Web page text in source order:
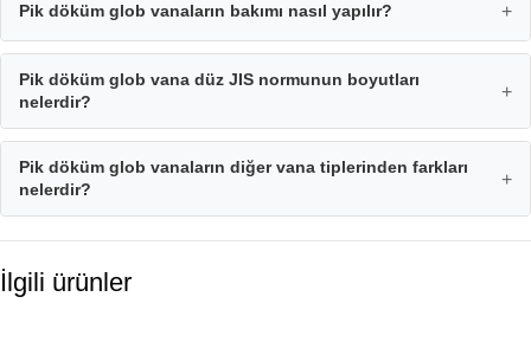
Pik döküm glob vanaların bakımı nasıl yapılır? +
Pik döküm glob vana düz JIS normunun boyutları
nelerdir?
+
Pik döküm glob vanaların diğer vana tiplerinden farkları
nelerdir?
+
İlgili ürünler